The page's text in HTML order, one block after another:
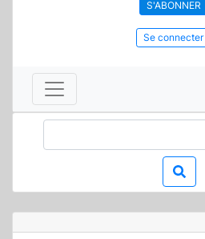
S'ABONNER
Se connecter